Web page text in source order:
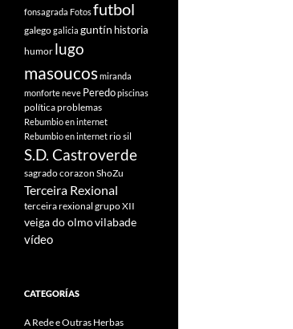
fonsagrada Fotosfutbol
galegogalicia guntín historia
humor lugo
masoucosmiranda
monforteneve Peredopiscinas
políticaproblemas
Rebumbio en internet
Rebumbio en internetrio sil
S.D. Castroverde
sagrado corazon ShoZu
Terceira Rexional
terceira rexional grupo XII
veiga do olmovilabade
vídeo
CATEGORÍAS
A Rede e Outras Herbas